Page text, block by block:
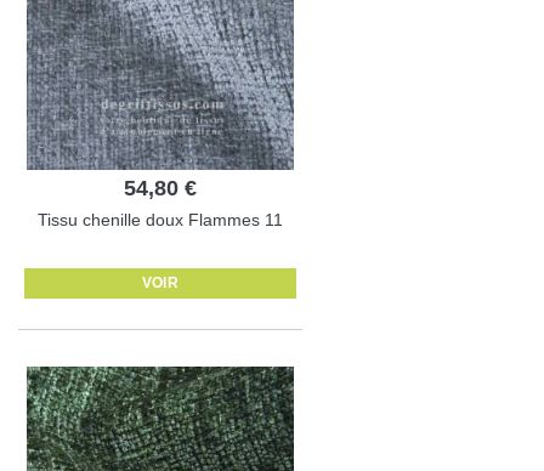
54,80 €
Tissu chenille doux Flammes 11
VOIR